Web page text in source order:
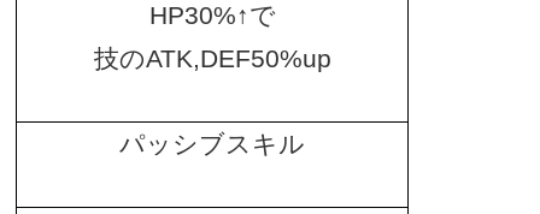
HP30%↑で
技のATK,DEF50%up
パッシブスキル